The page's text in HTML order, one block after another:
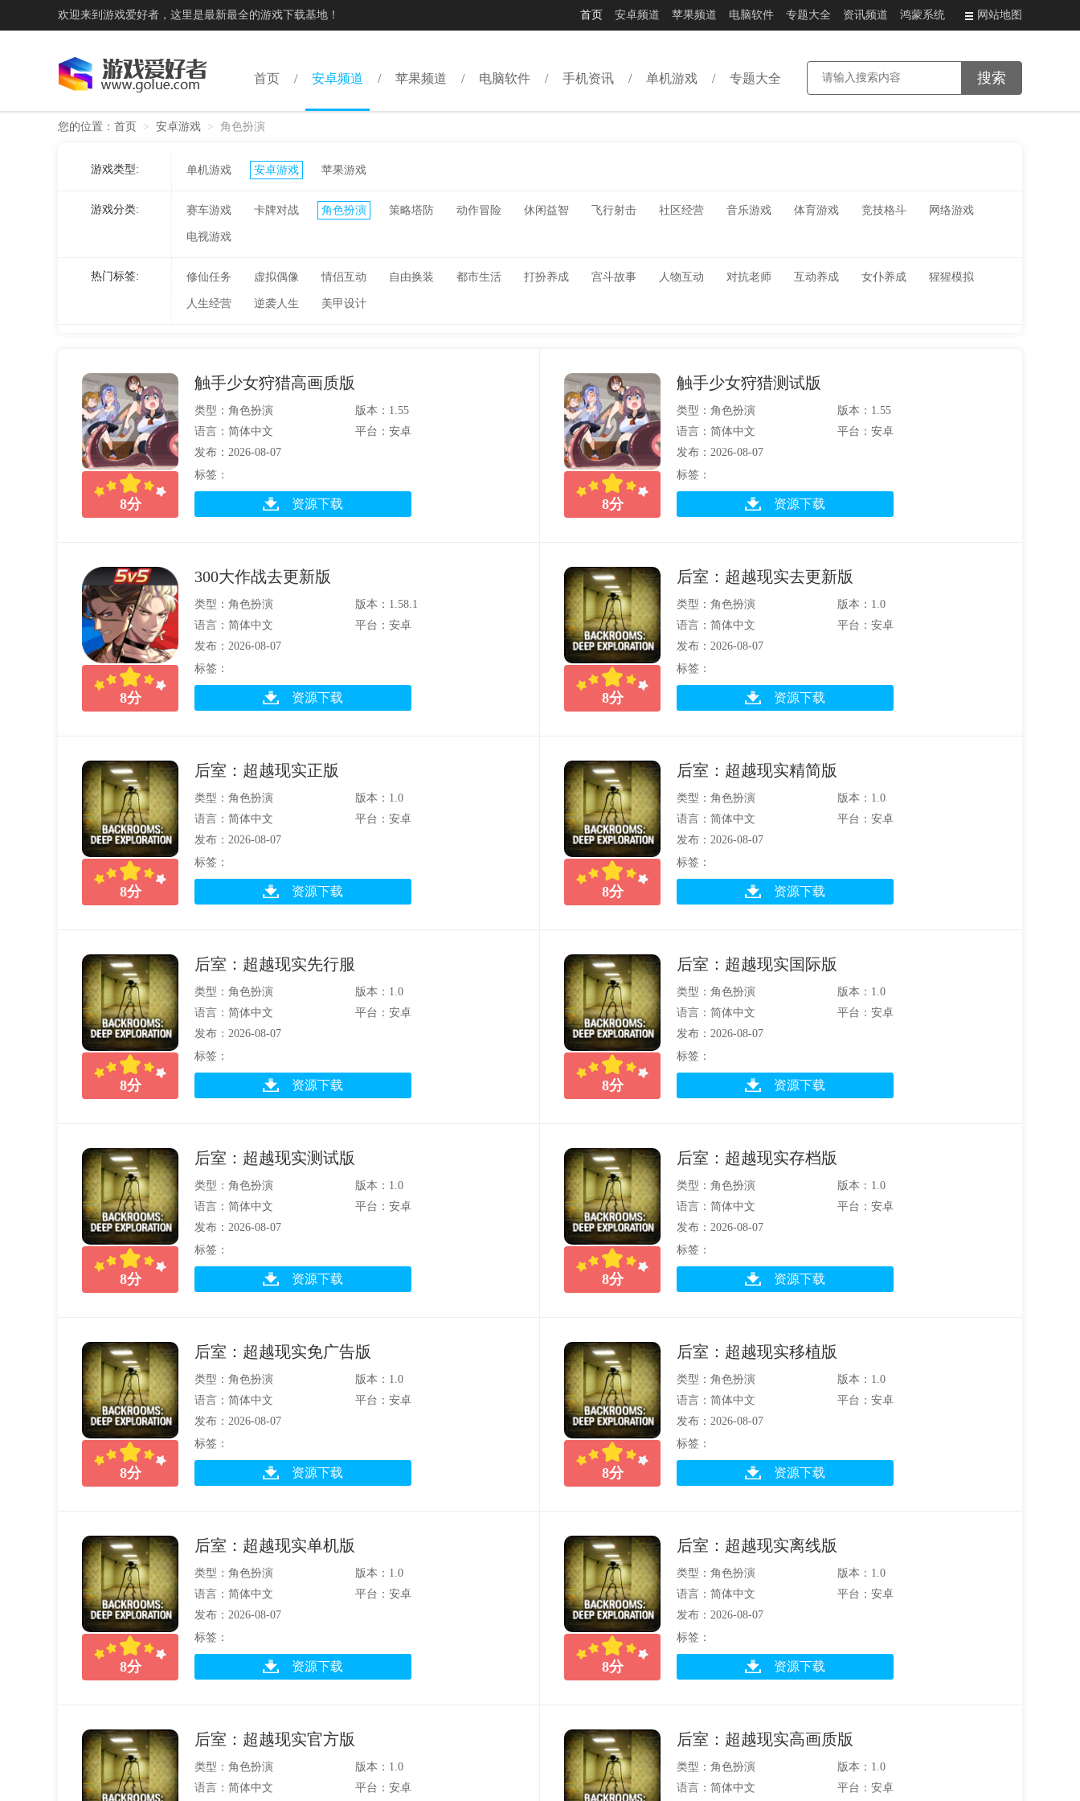
欢迎来到游戏爱好者，这里是最新最全的游戏下载基地！ 首页 安卓频道 苹果频道 电脑软件 专题大全 资讯频道 鸿蒙系统 网站地图
首页 安卓频道 苹果频道 电脑软件 手机资讯 单机游戏 专题大全
您的位置： 首页 > 安卓游戏 > 角色扮演
游戏类型: 单机游戏 安卓游戏 苹果游戏
游戏分类: 赛车游戏 卡牌对战 角色扮演 策略塔防 动作冒险 休闲益智 飞行射击 社区经营 音乐游戏 体育游戏 竞技格斗 网络游戏
电视游戏
热门标签: 修仙任务 虚拟偶像 情侣互动 自由换装 都市生活 打扮养成 宫斗故事 人物互动 对抗老师 互动养成 女仆养成 猩猩模拟
人生经营 逆袭人生 美甲设计
8分
触手少女狩猎高画质版
类型：角色扮演
版本：1.55
语言：简体中文
平台：安卓
发布：2026-08-07
标签：
资源下载 8分
触手少女狩猎测试版
类型：角色扮演
版本：1.55
语言：简体中文
平台：安卓
发布：2026-08-07
标签：
资源下载
8分
300大作战去更新版
类型：角色扮演
版本：1.58.1
语言：简体中文
平台：安卓
发布：2026-08-07
标签：
资源下载 8分
后室：超越现实去更新版
类型：角色扮演
版本：1.0
语言：简体中文
平台：安卓
发布：2026-08-07
标签：
资源下载
8分
后室：超越现实正版
类型：角色扮演
版本：1.0
语言：简体中文
平台：安卓
发布：2026-08-07
标签：
资源下载 8分
后室：超越现实精简版
类型：角色扮演
版本：1.0
语言：简体中文
平台：安卓
发布：2026-08-07
标签：
资源下载
8分
后室：超越现实先行服
类型：角色扮演
版本：1.0
语言：简体中文
平台：安卓
发布：2026-08-07
标签：
资源下载 8分
后室：超越现实国际版
类型：角色扮演
版本：1.0
语言：简体中文
平台：安卓
发布：2026-08-07
标签：
资源下载
8分
后室：超越现实测试版
类型：角色扮演
版本：1.0
语言：简体中文
平台：安卓
发布：2026-08-07
标签：
资源下载 8分
后室：超越现实存档版
类型：角色扮演
版本：1.0
语言：简体中文
平台：安卓
发布：2026-08-07
标签：
资源下载
8分
后室：超越现实免广告版
类型：角色扮演
版本：1.0
语言：简体中文
平台：安卓
发布：2026-08-07
标签：
资源下载 8分
后室：超越现实移植版
类型：角色扮演
版本：1.0
语言：简体中文
平台：安卓
发布：2026-08-07
标签：
资源下载
8分
后室：超越现实单机版
类型：角色扮演
版本：1.0
语言：简体中文
平台：安卓
发布：2026-08-07
标签：
资源下载 8分
后室：超越现实离线版
类型：角色扮演
版本：1.0
语言：简体中文
平台：安卓
发布：2026-08-07
标签：
资源下载
后室：超越现实官方版
类型：角色扮演
版本：1.0
语言：简体中文
平台：安卓
后室：超越现实高画质版
类型：角色扮演
版本：1.0
语言：简体中文
平台：安卓